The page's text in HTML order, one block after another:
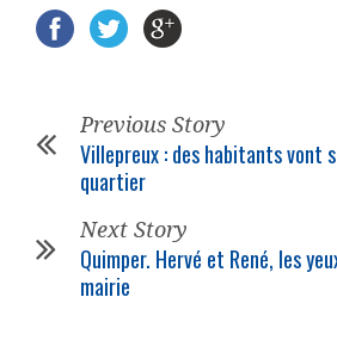
Previous Story
Villepreux : des habitants vont
quartier
Next Story
Quimper. Hervé et René, les
mairie